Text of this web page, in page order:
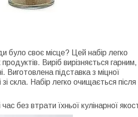
було своє місце? Цей набір легко
Виріб вирізняється гарним,
Виготовлена підставка з міцної
скла. Набір легко очищається після
без втрати їхньої кулінарної